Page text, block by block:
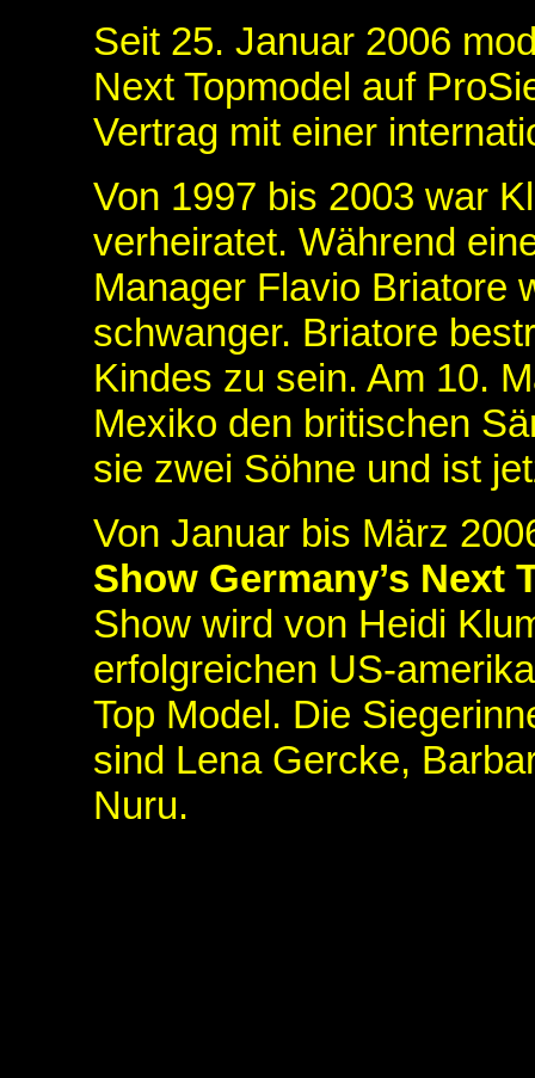
Seit 25. Januar 2006
Next Topmodel auf
Vertrag mit einer
Von 1997 bis 2003 war
verheiratet. Während
Manager Flavio Briatore
schwanger. Briatore
Kindes zu sein. Am 10.
Mexiko den britischen
sie zwei Söhne und ist
Von Januar bis März
Show Germany’s Next
Show wird von Heidi
erfolgreichen US-
Top Model. Die
sind Lena Gercke,
Nuru.